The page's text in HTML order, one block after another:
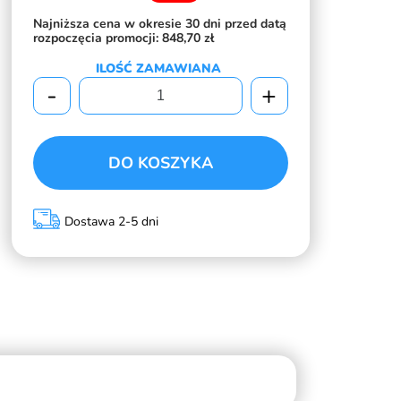
Najniższa cena w okresie 30 dni przed datą
rozpoczęcia promocji:848,70 zł
ILOŚĆ ZAMAWIANA
- +
DO KOSZYKA
Dostawa 2-5 dni